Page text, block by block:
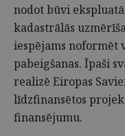
nodot būvi
kadastrālās
iespējams noformēt
pabeigšanas. Īpaši
realizē Eiropas
līdzfinansētos
finansējumu.